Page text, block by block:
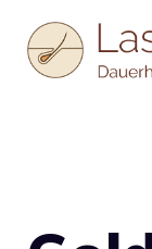
Inhalt
springen